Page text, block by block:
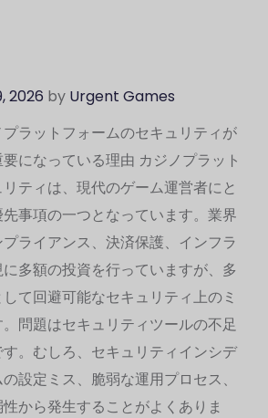
2026 by Urgent Games
ラットフォームのセキュリティが
になっている理由 カジノプラット
ティは、現代のゲーム運営者にと
事項の一つとなっています。業界
ライアンス、決済保護、インフラ
多額の投資を行っていますが、多
て回避可能なセキュリティ上のミ
問題はセキュリティツールの不足
。むしろ、セキュリティインシデ
設定ミス、脆弱な運用プロセス、
から発生することがよくありま